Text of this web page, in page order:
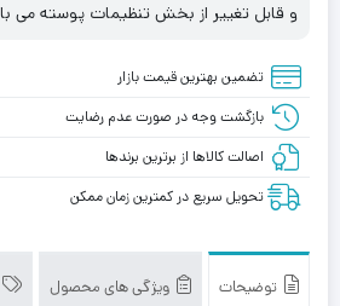
و قابل تغییر از بخش تنظیمات پوسته می
تضمین بهترین قیمت بازار
بازگشت وجه در صورت عدم رضایت
اصالت کالاها از برترین برندها
تحویل سریع در کمترین زمان ممکن
توضیحات ویژگی های محصول